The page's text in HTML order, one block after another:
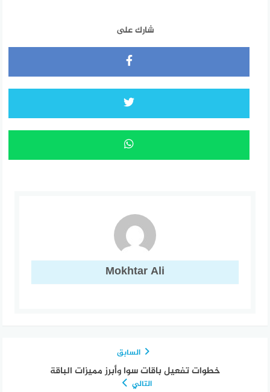
شارك على
Mokhtar Ali
السابق
خطوات تفعيل باقات سوا وأبرز مميزات الباقة
التالي